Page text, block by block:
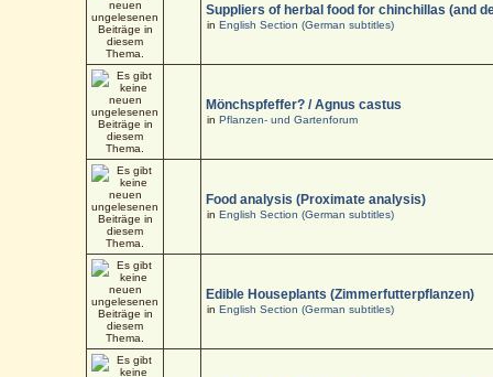
Suppliers of herbal food for chinchillas (and
inEnglish Section (German subtitles)
Mönchspfeffer? / Agnus castus
inPflanzen- und Gartenforum
Food analysis (Proximate analysis)
inEnglish Section (German subtitles)
Edible Houseplants (Zimmerfutterpflanzen)
inEnglish Section (German subtitles)